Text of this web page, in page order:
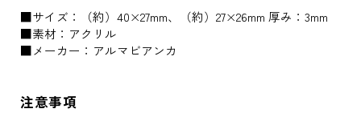
■サイズ：（約）40×27mm、（約）27×26mm 厚み：3mm
■素材：アクリル
■メーカー：アルマビアンカ
注意事項